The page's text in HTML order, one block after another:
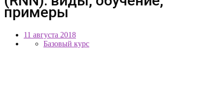
примеры
11 августа 2018
Базовый курс